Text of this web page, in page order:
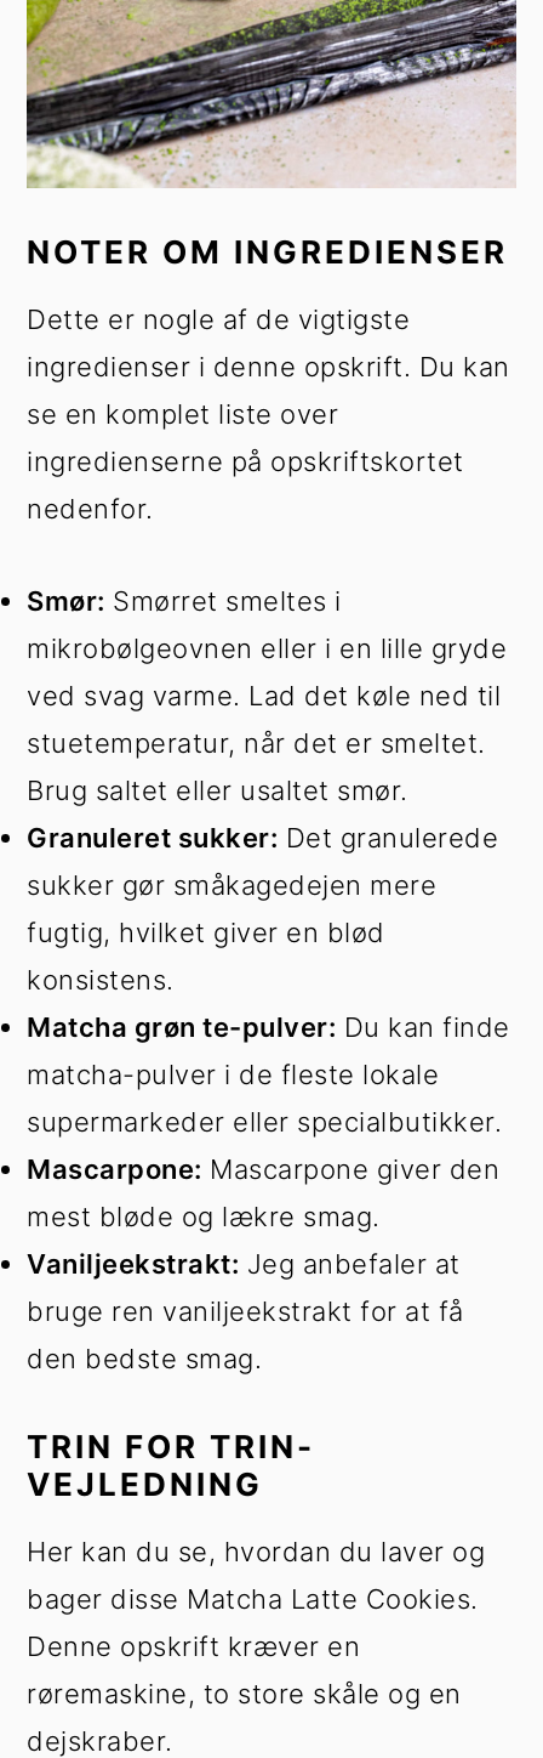
NOTER OM INGREDIENSER
Dette er nogle af de vigtigste
ingredienser i denne opskrift. Du kan
se en komplet liste over
ingredienserne på opskriftskortet
nedenfor.
Smør: Smørret smeltes i
mikrobølgeovnen eller i en lille gryde
ved svag varme. Lad det køle ned til
stuetemperatur, når det er smeltet.
Brug saltet eller usaltet smør.
Granuleret sukker: Det granulerede
sukker gør småkagedejen mere
fugtig, hvilket giver en blød
konsistens.
Matcha grøn te-pulver: Du kan finde
matcha-pulver i de fleste lokale
supermarkeder eller specialbutikker.
Mascarpone: Mascarpone giver den
mest bløde og lækre smag.
Vaniljeekstrakt: Jeg anbefaler at
bruge ren vaniljeekstrakt for at få
den bedste smag.
TRIN FOR TRIN-
VEJLEDNING
Her kan du se, hvordan du laver og
bager disse Matcha Latte Cookies.
Denne opskrift kræver en
røremaskine, to store skåle og en
dejskraber.